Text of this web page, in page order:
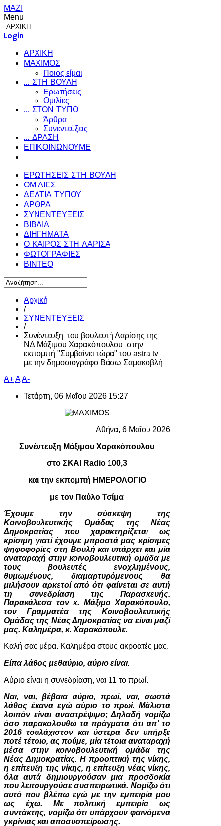
ΜΑΖΙ
Menu
Login
ΑΡΧΙΚΗ
ΜΑΧΙΜΟΣ
Ποιος είμαι
... ΣΤΗ ΒΟΥΛΗ
Ερωτήσεις
Ομιλίες
... ΣΤΟΝ ΤΥΠΟ
Άρθρα
Συνεντεύξεις
... ΔΡΑΣΗ
ΕΠΙΚΟΙΝΩΝΟΥΜΕ
ΕΡΩΤΗΣΕΙΣ ΣΤΗ ΒΟΥΛΗ
ΟΜΙΛΙΕΣ
ΔΕΛΤΙΑ ΤΥΠΟΥ
ΑΡΘΡΑ
ΣΥΝΕΝΤΕΥΞΕΙΣ
ΒΙΒΛΙΑ
ΔΙΗΓΗΜΑΤΑ
Ο ΚΑΙΡΟΣ ΣΤΗ ΛΑΡΙΣΑ
ΦΩΤΟΓΡΑΦΙΕΣ
ΒΙΝΤΕΟ
Αρχική
/
ΣΥΝΕΝΤΕΥΞΕΙΣ
/
Συνέντευξη του βουλευτή Λαρίσης της
ΝΔ Μάξιμου Χαρακόπουλου στην
εκπομπή "Συμβαίνει τώρα" του astra tv
με την δημοσιογράφο Βάσω Σαμακοβλή
A+AA-
Τετάρτη, 06 Μαΐου 2026 15:27
Αθήνα, 6 Μαΐου 2026
Συνέντευξη Μάξιμου Χαρακόπουλου
στο ΣΚΑΙ Radio 100,3
και την εκπομπή ΗΜΕΡΟΛΟΓΙΟ
με τον Παύλο Τσίμα
Έχουμε την σύσκεψη της
Κοινοβουλευτικής Ομάδας της Νέας
Δημοκρατίας που χαρακτηρίζεται ως
κρίσιμη γιατί έχουμε μπροστά μας κρίσιμες
ψηφοφορίες στη Βουλή και υπάρχει και μία
αναταραχή στην κοινοβουλευτική ομάδα με
τους βουλευτές ενοχλημένους,
θυμωμένους, διαμαρτυρόμενους θα
μιλήσουν αρκετοί από ότι φαίνεται σε αυτή
τη συνεδρίαση της Παρασκευής.
Παρακάλεσα τον κ. Μάξιμο Χαρακόπουλο,
τον Γραμματέα της Κοινοβουλευτικής
Ομάδας της Νέας Δημοκρατίας να είναι μαζί
μας. Καλημέρα, κ. Χαρακόπουλε.
Καλή σας μέρα. Καλημέρα στους ακροατές μας.
Είπα λάθος μεθαύριο, αύριο είναι.
Αύριο είναι η συνεδρίαση, ναι 11 το πρωί.
Ναι, ναι, βέβαια αύριο, πρωί, ναι, σωστά
λάθος έκανα εγώ αύριο το πρωί. Μάλιστα
λοιπόν είναι αναστρέψιμο; Δηλαδή νομίζω
όσο παρακολουθώ τα πράγματα ότι απ’ το
2016 τουλάχιστον και ύστερα δεν υπήρξε
ποτέ τέτοιο, ας πούμε, μία τέτοια αναταραχή
μέσα στην κοινοβουλευτική ομάδα της
Νέας Δημοκρατίας. Η προοπτική της νίκης,
η επίτευξη της νίκης, η επίτευξη νέας νίκης,
όλα αυτά δημιουργούσαν μια προσδοκία
που λειτουργούσε συσπειρωτικά. Νομίζω ότι
αυτό που βλέπω εγώ με την εμπειρία μου
ως έχω. Με πολιτική εμπειρία ως
συντάκτης, νομίζω ότι υπάρχουν φαινόμενα
γκρίνιας και αποσυσπείρωσης.